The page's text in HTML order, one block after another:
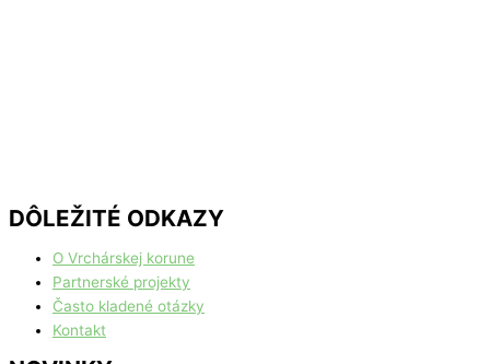
DÔLEŽITÉ ODKAZY
O Vrchárskej korune
Partnerské projekty
Často kladené otázky
Kontakt